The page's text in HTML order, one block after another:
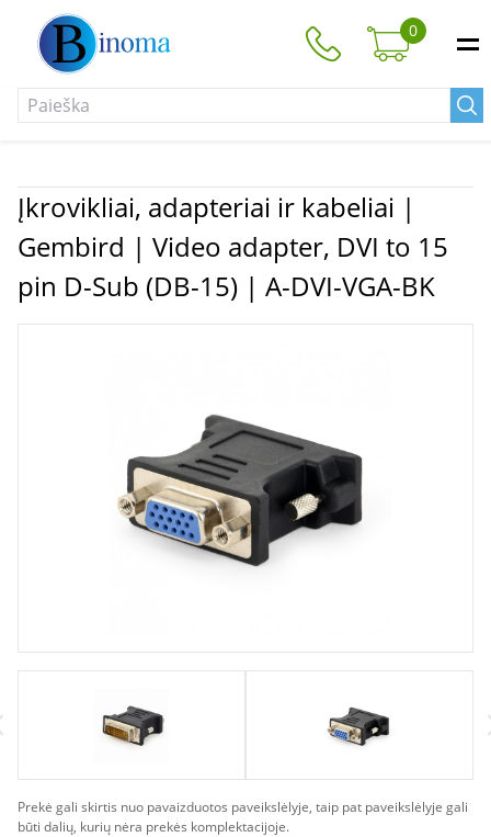
0
Įkrovikliai, adapteriai ir kabeliai |
Gembird | Video adapter, DVI to 15
pin D-Sub (DB-15) | A-DVI-VGA-BK
Prekė gali skirtis nuo pavaizduotos paveikslėlyje, taip pat paveikslėlyje gali
būti dalių, kurių nėra prekės komplektacijoje.